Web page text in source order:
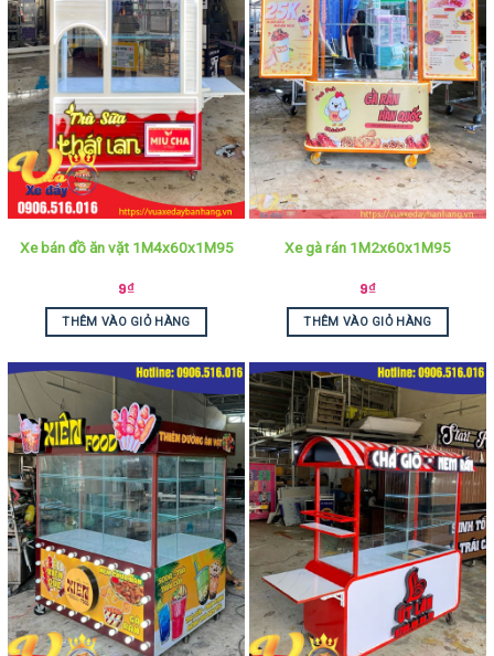
Xe bán đồ ăn vặt 1M4x60x1M95
9₫
THÊM VÀO GIỎ HÀNG
Xe gà rán 1M2x60x1M95
9₫
THÊM VÀO GIỎ HÀNG